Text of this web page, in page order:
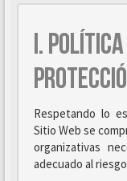
I.
Respetando lo
Sitio Web se
organizativas
adecuado al